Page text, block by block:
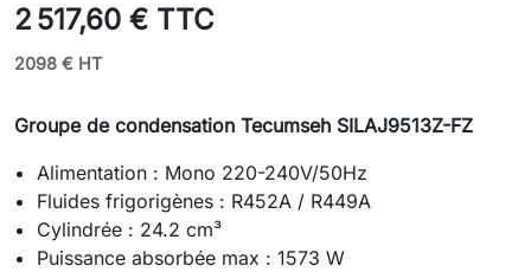
2 517,60 € TTC
2098 € HT
Groupe de condensation Tecumseh SILAJ9513Z-FZ
Alimentation : Mono 220-240V/50Hz
Fluides frigorigènes : R452A / R449A
Cylindrée : 24.2 cm³
Puissance absorbée max : 1573 W